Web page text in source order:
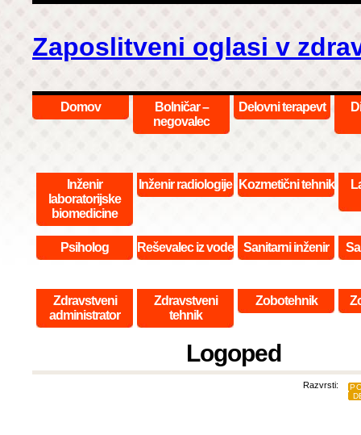
Zaposlitveni oglasi v
Domov
Bolničar –
negovalec
Delovni terapevt
Inženir
laboratorijske
biomedicine
Inženir radiologije Kozmetični tehnik
Psiholog Reševalec iz vode Sanitarni inženir
Zdravstveni
administrator
Zdravstveni
tehnik
Zobotehnik
Logoped
Razvrsti: